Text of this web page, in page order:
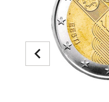
navigate_before